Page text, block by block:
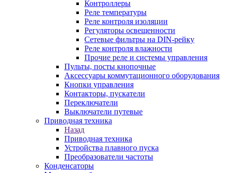
Контроллеры
Реле температуры
Реле контроля изоляции
Регуляторы освещенности
Сетевые фильтры на DIN-рейку
Реле контроля влажности
Прочие реле и системы управления
Пульты, посты кнопочные
Аксессуары коммутационного оборудования
Кнопки управления
Контакторы, пускатели
Переключатели
Выключатели путевые
Приводная техника
Назад
Приводная техника
Устройства плавного пуска
Преобразователи частоты
Конденсаторы